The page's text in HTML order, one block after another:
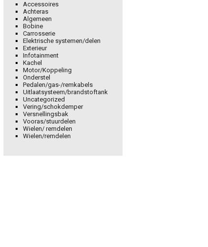
motorregelapparaat
Accessoires
Achteras
Algemeen
Bobine
Carrosserie
Elektrische systemen/delen
Exterieur
Infotainment
Kachel
Motor/Koppeling
Onderstel
Pedalen/gas-/remkabels
Uitlaatsysteem/brandstoftank
Uncategorized
Vering/schokdemper
Versnellingsbak
Vooras/stuurdelen
Wielen/ remdelen
Wielen/remdelen